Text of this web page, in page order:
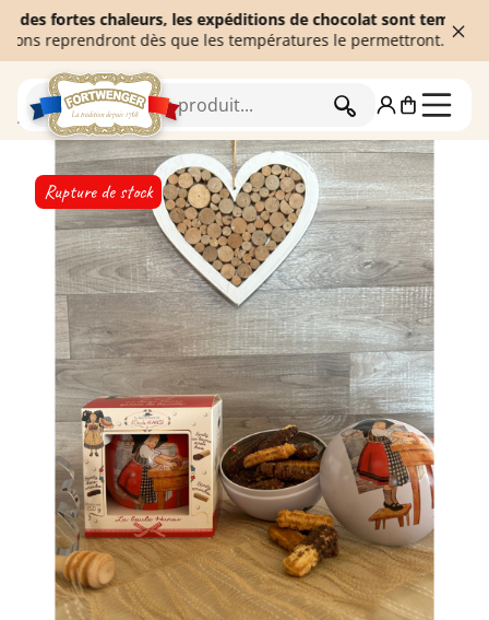
chaleurs, les expéditions de chocolat sont
dès que les températures le permettront. Merci de
RECHERCHER
Accueil Biscuiterie Assortiments de biscuits
Rupture de stock